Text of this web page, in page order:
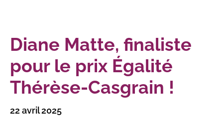
Diane Matte, finaliste
pour le prix Égalité
Thérèse-Casgrain !
22 avril 2025